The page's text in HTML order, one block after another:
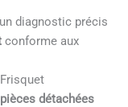
diagnostic précis
conforme aux
détachées